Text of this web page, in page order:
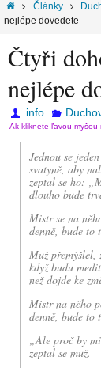
Články
nejlépe dovedete
Čtyři
nejlépe
info
Ak kliknete ľavou myšou
Jednou se
svatyně, aby
zeptal se ho:
dlouho bude
Mistr se na
denně, bude to
Muž
když budu
než dojde ke
Mistr na něho
denně, bude to
„Ale proč by
zeptal se muž.